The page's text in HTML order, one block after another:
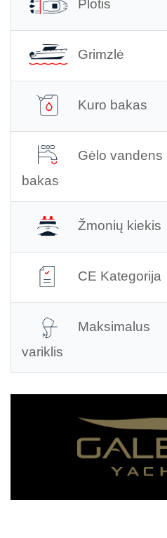
Plotis
Grimzlė
Kuro bakas
Gėlo vandens
bakas
Žmonių kiekis
CE Kategorija
Maksimalus
variklis